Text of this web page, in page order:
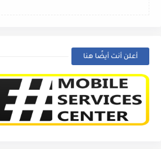
أعلن أنت أيضًا هنا